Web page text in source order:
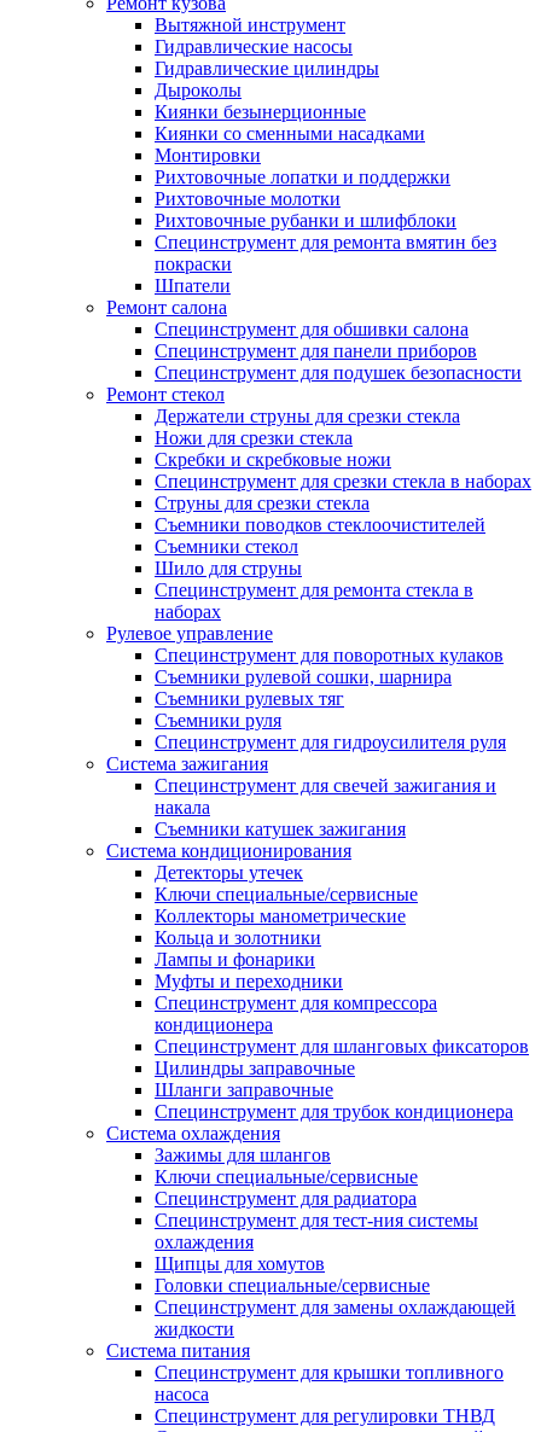
Вытяжной инструмент
Гидравлические насосы
Гидравлические цилиндры
Дыроколы
Киянки безынерционные
Киянки со сменными насадками
Монтировки
Рихтовочные лопатки и поддержки
Рихтовочные молотки
Рихтовочные рубанки и шлифблоки
Специнструмент для ремонта вмятин без
покраски
Шпатели
Ремонт салона
Специнструмент для обшивки салона
Специнструмент для панели приборов
Специнструмент для подушек безопасности
Ремонт стекол
Держатели струны для срезки стекла
Ножи для срезки стекла
Скребки и скребковые ножи
Специнструмент для срезки стекла в наборах
Струны для срезки стекла
Съемники поводков стеклоочистителей
Съемники стекол
Шило для струны
Специнструмент для ремонта стекла в
наборах
Рулевое управление
Специнструмент для поворотных кулаков
Съемники рулевой сошки, шарнира
Съемники рулевых тяг
Съемники руля
Специнструмент для гидроусилителя руля
Система зажигания
Специнструмент для свечей зажигания и
накала
Съемники катушек зажигания
Система кондиционирования
Детекторы утечек
Ключи специальные/сервисные
Коллекторы манометрические
Кольца и золотники
Лампы и фонарики
Муфты и переходники
Специнструмент для компрессора
кондиционера
Специнструмент для шланговых фиксаторов
Цилиндры заправочные
Шланги заправочные
Специнструмент для трубок кондиционера
Система охлаждения
Зажимы для шлангов
Ключи специальные/сервисные
Специнструмент для радиатора
Специнструмент для тест-ния системы
охлаждения
Щипцы для хомутов
Головки специальные/сервисные
Специнструмент для замены охлаждающей
жидкости
Система питания
Специнструмент для крышки топливного
насоса
Специнструмент для регулировки ТНВД